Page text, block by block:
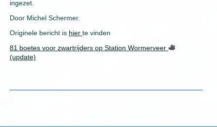
ingezet.
Door Michel Schermer.
Originele bericht is hier te vinden
81 boetes voor zwartrijders op Station Wormerveer
(update)